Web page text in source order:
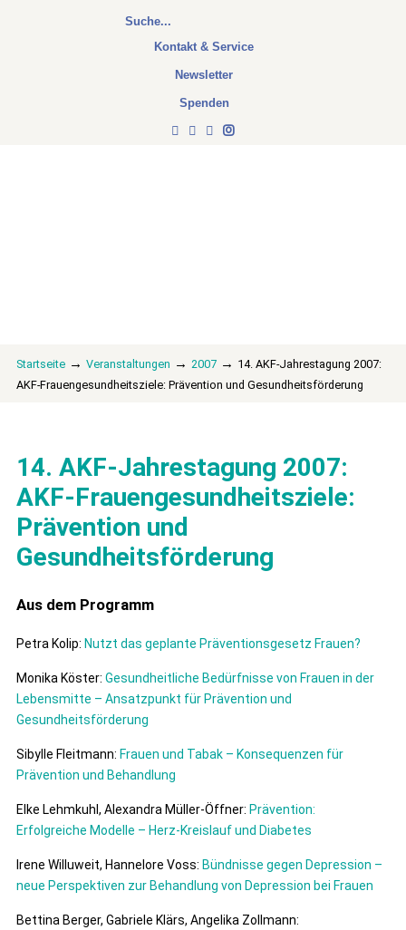
Kontakt & Service
Newsletter
Spenden
Startseite → Veranstaltungen → 2007 → 14. AKF-Jahrestagung 2007:
AKF-Frauengesundheitsziele: Prävention und Gesundheitsförderung
14. AKF-Jahrestagung 2007:
AKF-Frauengesundheitsziele:
Prävention und
Gesundheitsförderung
Aus dem Programm
Petra Kolip: Nutzt das geplante Präventionsgesetz Frauen?
Monika Köster: Gesundheitliche Bedürfnisse von Frauen in der
Lebensmitte – Ansatzpunkt für Prävention und
Gesundheitsförderung
Sibylle Fleitmann: Frauen und Tabak – Konsequenzen für
Prävention und Behandlung
Elke Lehmkuhl, Alexandra Müller-Öffner: Prävention:
Erfolgreiche Modelle – Herz-Kreislauf und Diabetes
Irene Willuweit, Hannelore Voss: Bündnisse gegen Depression –
neue Perspektiven zur Behandlung von Depression bei Frauen
Bettina Berger, Gabriele Klärs, Angelika Zollmann: